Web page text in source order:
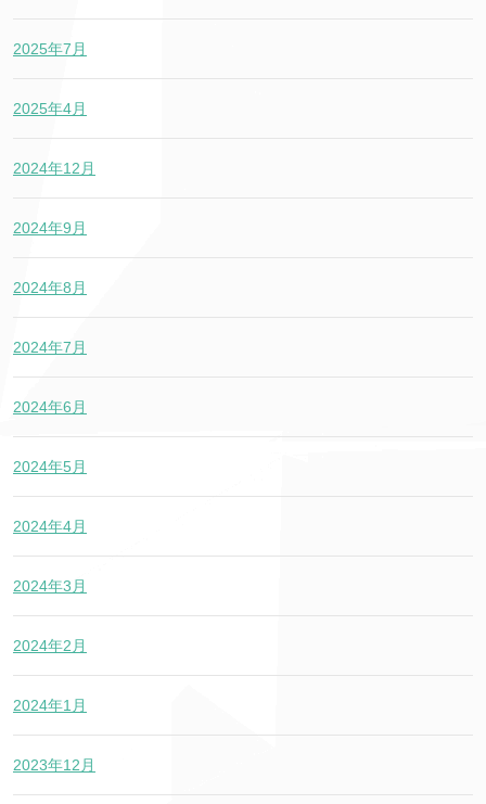
2025年7月
2025年4月
2024年12月
2024年9月
2024年8月
2024年7月
2024年6月
2024年5月
2024年4月
2024年3月
2024年2月
2024年1月
2023年12月